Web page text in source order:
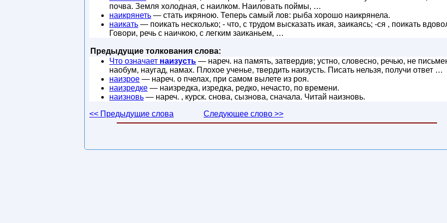
почва. Земля холодная, с наилком. Наиловать поймы, …
наикрянеть — стать икряною. Теперь самый лов: рыба хорошо наикрянела.
наикать — поикать несколько; - что, с трудом высказать икая, заикаясь; -ся , поикать
Говори, речь с наичкою, с легким заиканьем, …
Предыдущие толкования слова:
Что означает наизусть — нареч. на память, затвердив; устно, словесно, речью, не
наобум, наугад, намах. Плохое ученье, твердить наизусть. Писать нельзя, получи ответ …
наизрое — нареч. о пчелах, при самом вылете из роя.
наизредке — наизредка, изредка, редко, нечасто, по времени.
наизновь — нареч. , курск. снова, сызнова, сначала. Читай наизновь.
<< Предыдущие слова
Следующее слово >>